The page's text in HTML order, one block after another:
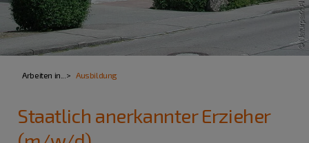
Arbeiten in... Ausbildung
Staatlich anerkannter Erzieher